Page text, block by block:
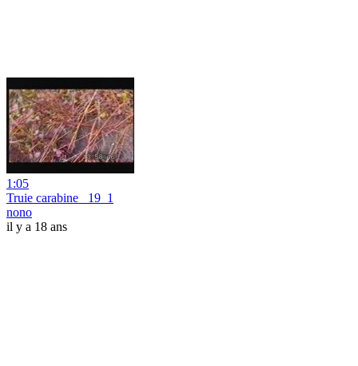
1:05
Truie carabine _19_1
nono
il y a 18 ans